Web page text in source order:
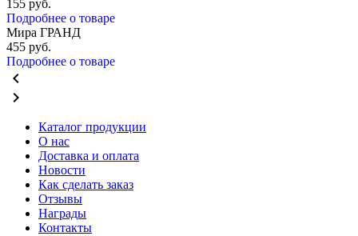
155 руб.
Подробнее о товаре
Мира ГРАНД
455 руб.
Подробнее о товаре
chevron_left
chevron_right
Каталог продукции
О нас
Доставка и оплата
Новости
Как сделать заказ
Отзывы
Награды
Контакты